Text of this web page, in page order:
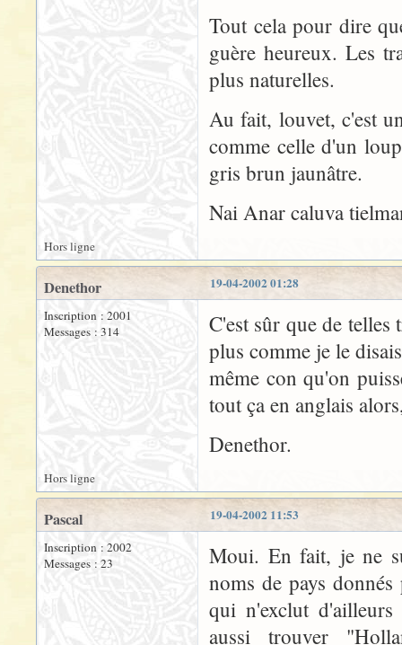
Tout cela pour dire
guère heureux. Les
plus naturelles.
Au fait, louvet, c'est
comme celle d'un
gris brun jaunâtre.
Nai Anar caluva
Hors ligne
19-04-2002 01:28
Denethor
Inscription : 2001
Messages : 314
C'est sûr que de telles
plus comme je le
même con qu'on
tout ça en anglais
Denethor.
Hors ligne
19-04-2002 11:53
Pascal
Inscription : 2002
Messages : 23
Moui. En fait, je ne
noms de pays
qui n'exclut
aussi trouver